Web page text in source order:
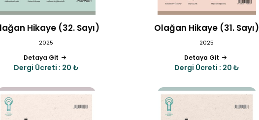
Hikaye (32. Sayı)
2025
Detaya Git
Dergi Ücreti : 20 ₺
Olağan Hikaye (31. Sayı)
2025
Detaya Git
Dergi Ücreti : 20 ₺